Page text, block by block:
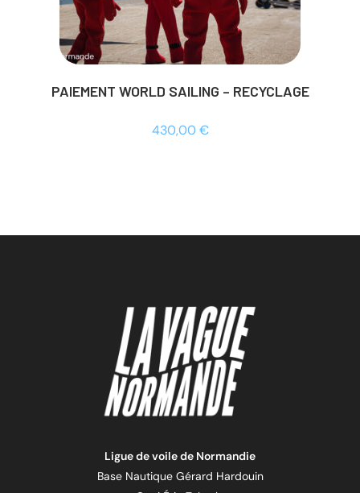
PAIEMENT WORLD SAILING – RECYCLAGE
430,00 €
Ligue de voile de Normandie
Base Nautique Gérard Hardouin